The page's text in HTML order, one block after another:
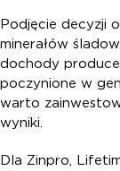
Podjęcie decyzji
minerałów
dochody
poczynione w
warto
wyniki.
Dla Zinpro,